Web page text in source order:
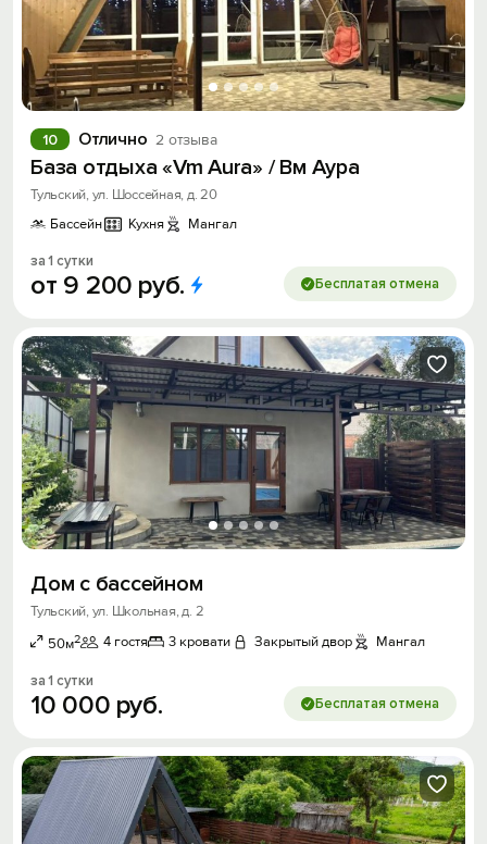
Отлично 2 отзыва
10
База отдыха «Vm Aura» / Вм Аура
Тульский, ул. Шоссейная, д. 20
Бассейн
Кухня Мангал
за 1 сутки
от 9 200 руб. Бесплатая отмена
Дом с бассейном
Тульский, ул. Школьная, д. 2
50м2 4 гостя 3 кровати Закрытый двор Мангал
за 1 сутки
10 000 руб. Бесплатая отмена